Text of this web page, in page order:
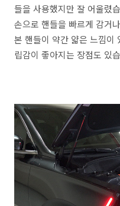
들을 사용했지만 잘 어울렸
손으로 핸들을 빠르게 감거
본 핸들이 약간 얇은 느낌이
립감이 좋아지는 장점도 있